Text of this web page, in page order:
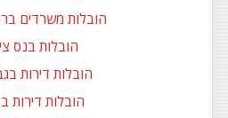
הובלות משרדים
הובלות בנס
הובלות דירות
הובלות דירות